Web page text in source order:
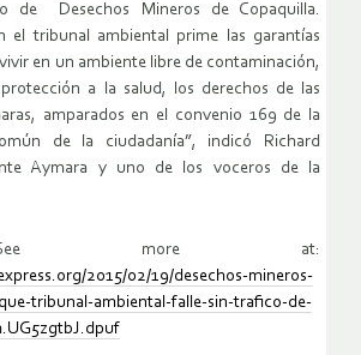
de Desechos Mineros de Copaquilla.
el tribunal ambiental prime las garantías
en un ambiente libre de contaminación,
a la salud, los derechos de las
amparados en el convenio 169 de la
de la ciudadanía”, indicó Richard
Aymara y uno de los voceros de la
more at:
2015/02/19/desechos-mineros-
tribunal-ambiental-falle-sin-trafico-de-